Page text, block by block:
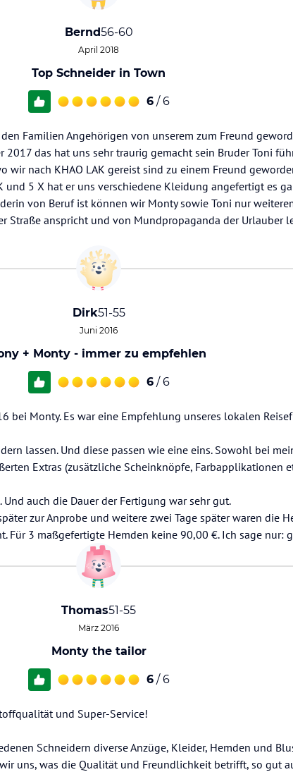
Bernd56-60
April 2018
Top Schneider in Town
6 / 6
Familien Angehörigen von unserem zum Freund
2017 das hat uns sehr traurig gemacht sein Bruder Toni
wir nach KHAO LAK gereist sind zu einem Freund
und 5 X hat er uns verschiedene Kleidung angefertigt es
von Beruf ist können wir Monty sowie Toni nur
Straße anspricht und von Mundpropaganda der Urlauber
Dirk51-55
Juni 2016
+ Monty - immer zu empfehlen
6 / 6
bei Monty. Es war eine Empfehlung unseres lokalen
lassen. Und diese passen wie eine eins. Sowohl bei
Extras (zusätzliche Scheinknöpfe, Farbapplikationen
auch die Dauer der Fertigung war sehr gut.
zur Anprobe und weitere zwei Tage später waren die
Für 3 maßgefertigte Hemden keine 90,00 €. Ich sage nur:
Thomas51-55
März 2016
Monty the tailor
6 / 6
und Super-Service!
Schneidern diverse Anzüge, Kleider, Hemden und
uns, was die Qualität und Freundlichkeit betrifft, so gut